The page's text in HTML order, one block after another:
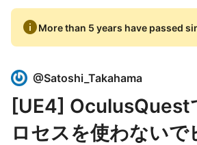
infoMore than 5 years have passed
@Satoshi_Takahama
[UE4] OculusQuest
ロセスを使わないで